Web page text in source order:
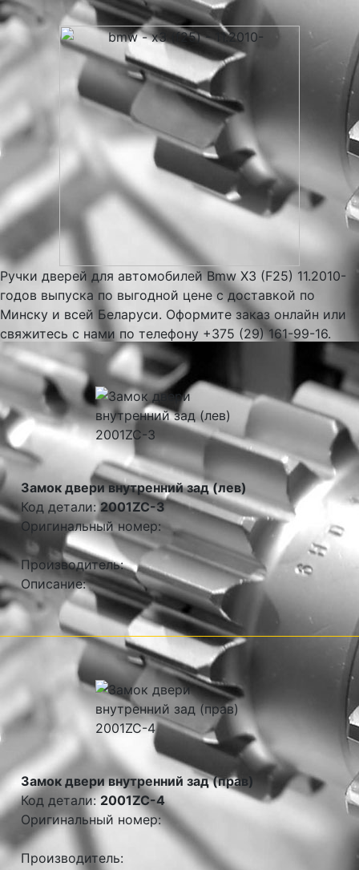
Ручки дверей для автомобилей Bmw X3 (F25) 11.2010-
годов выпуска по выгодной цене с доставкой по
Минску и всей Беларуси. Оформите заказ онлайн или
свяжитесь с нами по телефону +375 (29) 161-99-16.
Замок двери внутренний зад (лев)
Код детали: 2001ZC-3
Оригинальный номер:
Производитель:
Описание:
Замок двери внутренний зад (прав)
Код детали:2001ZC-4
Оригинальный номер:
Производитель: